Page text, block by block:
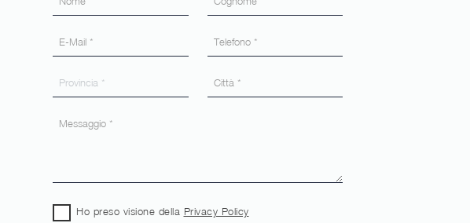
Ho preso visione della Privacy Policy